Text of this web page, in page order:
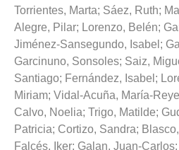
Torrientes, Marta; Sáez, Ruth;
Alegre, Pilar; Lorenzo, Belén;
Jiménez-Sansegundo, Isabel ;
Garcinuno, Sonsoles; Saiz,
Santiago; Fernández, Isabel ;
Miriam; Vidal-Acuña, María-
Calvo, Noelia; Trigo, Matilde;
Patricia; Cortizo, Sandra;
Falcés, Iker; Galan, Juan-Carlos;